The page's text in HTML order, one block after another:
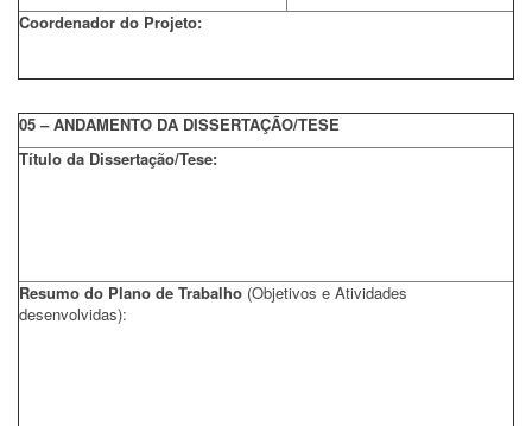
Coordenador do Projeto:
05 – ANDAMENTO DA DISSERTAÇÃO/TESE
Título da Dissertação/Tese:
Resumo do Plano de Trabalho (Objetivos e Atividades
desenvolvidas):